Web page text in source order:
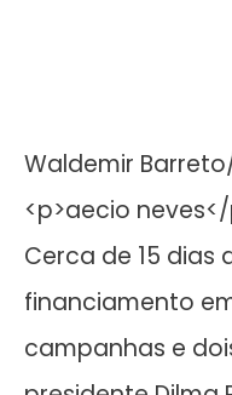
Waldemir
<p>aecio
Cerca de 15 dias
financiamento
campanhas e